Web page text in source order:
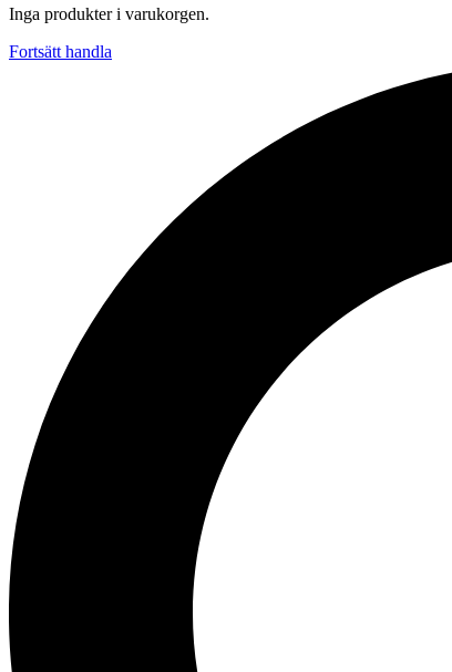
Inga produkter i varukorgen.
Fortsätt handla